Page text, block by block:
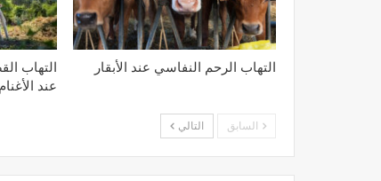
التهاب الرحم النفاسي عند الأبقار
التهاب
عند
السابق التالي